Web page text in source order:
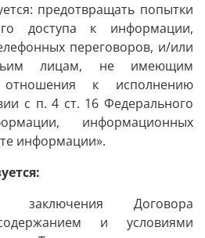
предотвращать попытки
доступа к информации,
переговоров, и/или
лицам, не имеющим
отношения к исполнению
с п. 4 ст. 16 Федерального
информационных
информации».
заключения Договора
и условиями